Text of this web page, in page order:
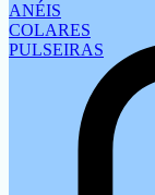
ANÉIS
COLARES
PULSEIRAS